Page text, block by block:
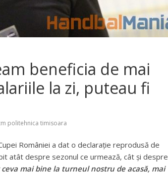
beneficia de mai
la zi, puteau fi
politehnica timisoara
României a dat o declarație reprodusă de
atât despre sezonul ce urmează, cât și despre
mai bine la turneul nostru de acasă, mai